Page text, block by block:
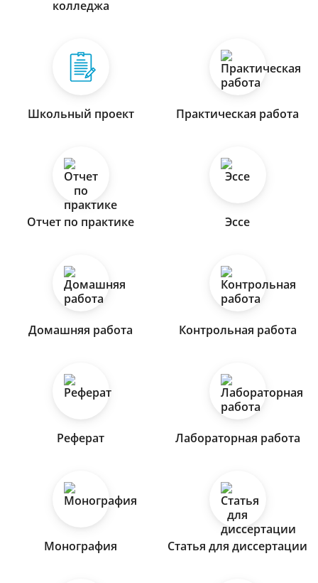
колледжа
Школьный проект Практическая работа
Отчет по практике Эссе
Домашняя работа Контрольная работа
Реферат Лабораторная работа
Монография Статья для диссертации